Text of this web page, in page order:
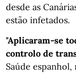
desde as
estão infetados.
"Aplicaram-se
controlo de
Saúde